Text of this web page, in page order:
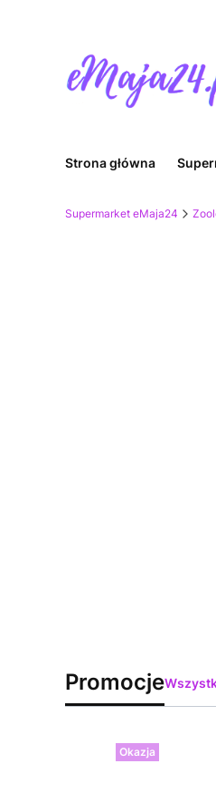
Strona główna
Supermarket eMaja24
Promocje
Okazja